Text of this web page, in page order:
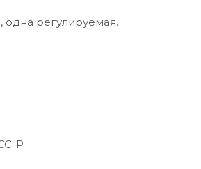
регулируемая.
Р